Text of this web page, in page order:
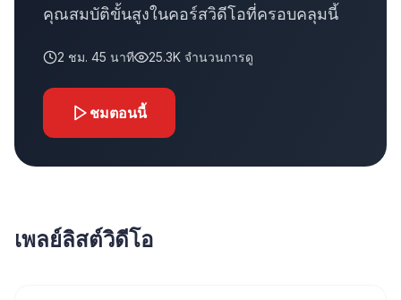
คุณสมบัติขั้นสูงในคอร์สวิดีโอที่ครอบคลุมนี้
2 ชม. 45 นาที 25.3K จำนวนการดู
ชมตอนนี้
เพลย์ลิสต์วิดีโอ